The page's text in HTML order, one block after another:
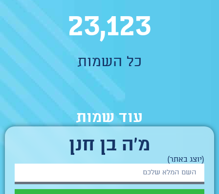
כל השמות
23,123
עוד שמות
מ'ה בן חנן
(יוצג באתר)